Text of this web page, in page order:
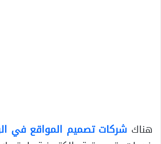
هناك شركات تصميم المواقع في